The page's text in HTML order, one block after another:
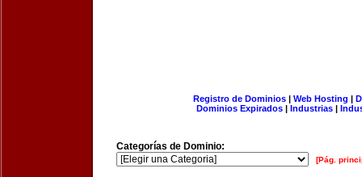
Registro de Dominios| Web Hosting |
Dominios Expirados | Industrias |
Categorías de Dominio:
[Pág.